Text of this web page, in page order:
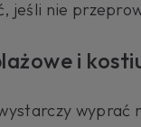
jeśli nie
i